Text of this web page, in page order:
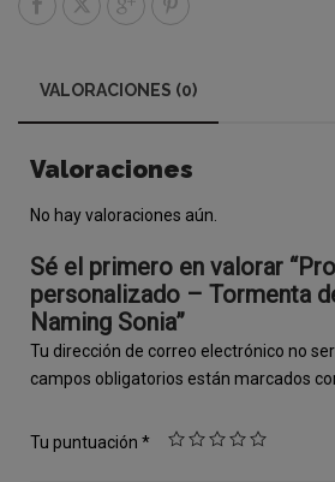
VALORACIONES (0)
Valoraciones
No hay valoraciones aún.
Sé el primero en valorar
personalizado – Tormenta
Naming Sonia”
Tu dirección de correo electrónico no
campos obligatorios están marcados
Tu puntuación *